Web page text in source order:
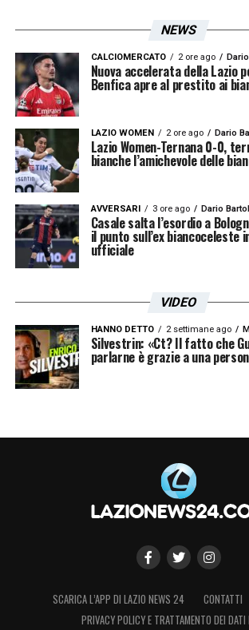
NEWS
CALCIOMERCATO 2 ore ago
Nuova accelerata della Lazio
Benfica apre al prestito ai
LAZIO WOMEN 2 ore ago Dario
Lazio Women-Ternana 0-0,
bianche l’amichevole delle
AVVERSARI 3 ore ago Dario
Casale salta l’esordio a
il punto sull’ex biancoceleste
ufficiale
VIDEO
HANNO DETTO 2 settimane ago
Silvestrin: «Ct? Il fatto che
parlarne è grazie a una
SCARICA L’APP DI LAZIO NEWS 24 CONTATTI
PRIVACY POLICY E TRATTAMENTO DEI DATI